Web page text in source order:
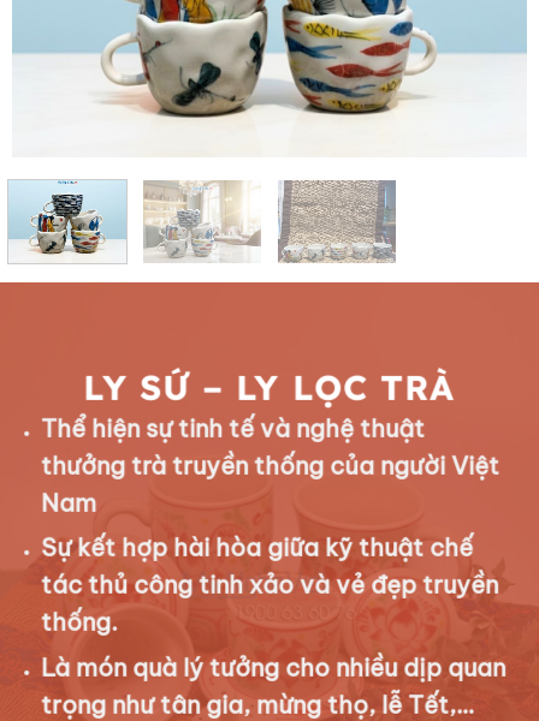
LY SỨ – LY LỌC TRÀ
Thể hiện sự tinh tế và nghệ thuật
thưởng trà truyền thống của người Việt
Nam
Sự kết hợp hài hòa giữa kỹ thuật chế
tác thủ công tinh xảo và vẻ đẹp truyền
thống.
Là món quà lý tưởng cho nhiều dịp quan
trọng như tân gia, mừng thọ, lễ Tết,…